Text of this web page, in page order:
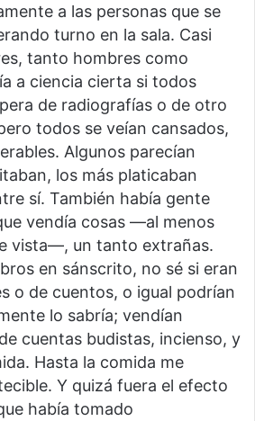
a las personas que se
turno en la sala. Casi
tanto hombres como
a ciencia cierta si todos
de radiografías o de otro
todos se veían cansados,
Algunos parecían
los más platicaban
sí. También había gente
vendía cosas —al menos
vista—, un tanto extrañas.
en sánscrito, no sé si eran
o de cuentos, o igual podrían
lo sabría; vendían
cuentas budistas, incienso, y
Hasta la comida me
Y quizá fuera el efecto
había tomado